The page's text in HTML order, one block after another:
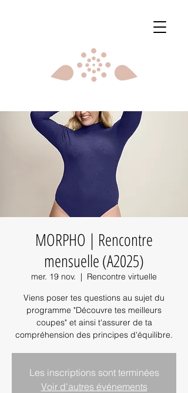
MORPHO | Rencontre
mensuelle (A2025)
mer. 19 nov.
  |
Rencontre virtuelle
Viens poser tes questions au sujet du
programme "Découvre tes meilleurs
coupes" et ainsi t'assurer de ta
compréhension des principes d'équilibre.
Les inscriptions sont terminées
Voir d'autres événements